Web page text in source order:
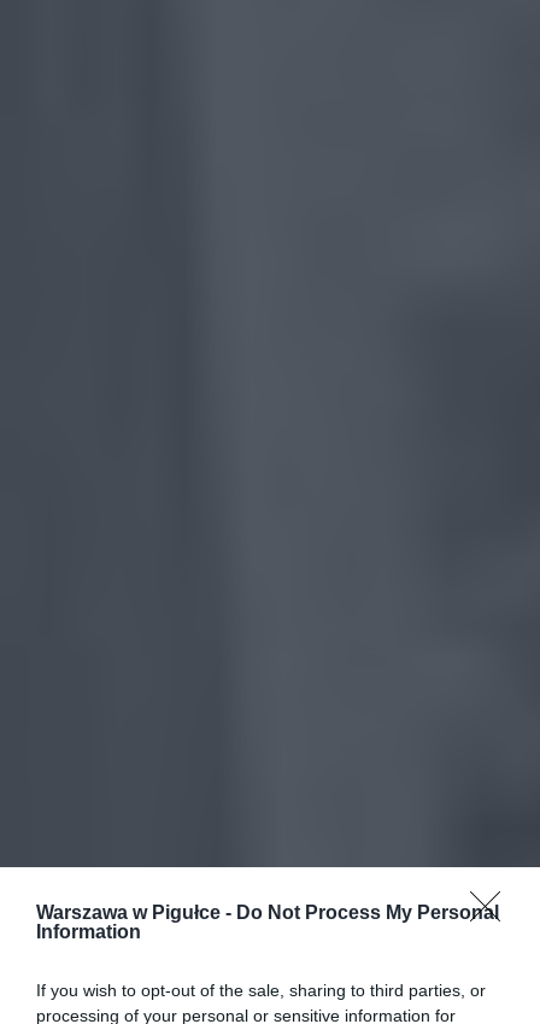
Warszawa w Pigułce - Do Not Process My Personal
Information
If you wish to opt-out of the sale, sharing to third parties, or
processing of your personal or sensitive information for